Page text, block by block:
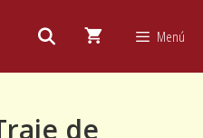
Menú
de